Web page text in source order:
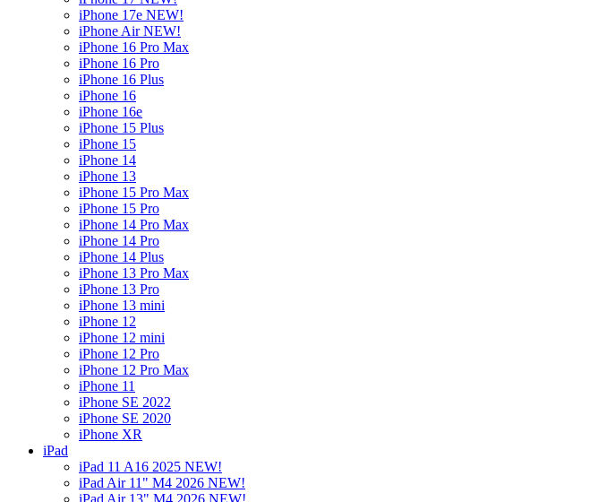
iPhone 17e NEW!
iPhone Air NEW!
iPhone 16 Pro Max
iPhone 16 Pro
iPhone 16 Plus
iPhone 16
iPhone 16e
iPhone 15 Plus
iPhone 15
iPhone 14
iPhone 13
iPhone 15 Pro Max
iPhone 15 Pro
iPhone 14 Pro Max
iPhone 14 Pro
iPhone 14 Plus
iPhone 13 Pro Max
iPhone 13 Pro
iPhone 13 mini
iPhone 12
iPhone 12 mini
iPhone 12 Pro
iPhone 12 Pro Max
iPhone 11
iPhone SE 2022
iPhone SE 2020
iPhone XR
iPad
iPad 11 A16 2025 NEW!
iPad Air 11" M4 2026 NEW!
iPad Air 13" M4 2026 NEW!